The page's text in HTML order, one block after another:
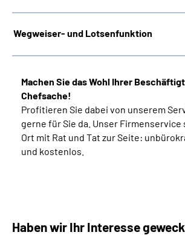
Wegweiser- und Lotsenfunktion
Machen Sie das Wohl Ihrer
Chefsache!
Profitieren Sie dabei von unserem
gerne für Sie da. Unser
Ort mit Rat und Tat zur Seite:
und kostenlos.
Haben wir Ihr Interesse